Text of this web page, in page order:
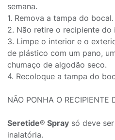
semana.
1. Remova a tampa do bocal.
2. Não retire o recipiente
3. Limpe o interior e o
de plástico com um pano,
chumaço de algodão seco.
4. Recoloque a tampa do
NÃO PONHA O RECIPIENTE
Seretide® Spray só deve
inalatória.